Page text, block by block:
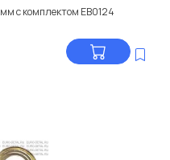
с комплектом EB0124